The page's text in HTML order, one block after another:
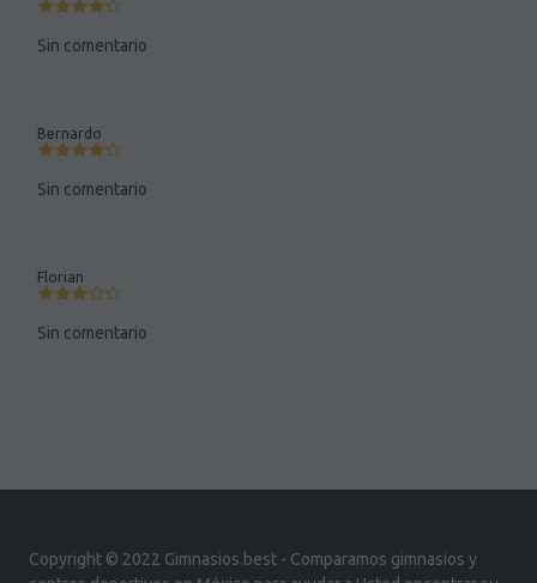
Sin comentario
Bernardo
Sin comentario
Florian
Sin comentario
Copyright © 2022 Gimnasios.best - Comparamos gimnasios y